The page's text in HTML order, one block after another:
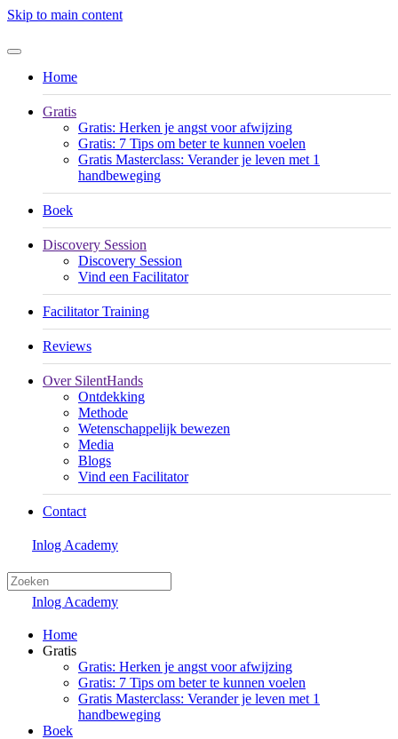
Skip to main content
Home
Gratis
Gratis: Herken je angst voor afwijzing
Gratis: 7 Tips om beter te kunnen voelen
Gratis Masterclass: Verander je leven met 1
handbeweging
Boek
Discovery Session
Discovery Session
Vind een Facilitator
Facilitator Training
Reviews
Over SilentHands
Ontdekking
Methode
Wetenschappelijk bewezen
Media
Blogs
Vind een Facilitator
Contact
Inlog Academy
Inlog Academy
Home
Gratis
Gratis: Herken je angst voor afwijzing
Gratis: 7 Tips om beter te kunnen voelen
Gratis Masterclass: Verander je leven met 1
handbeweging
Boek